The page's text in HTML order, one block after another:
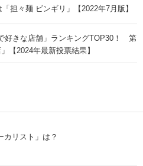
担々麺 ビンギリ」【2022年7月版】
好きな店舗」ランキングTOP30！ 第
【2024年最新投票結果】
カリスト」は？